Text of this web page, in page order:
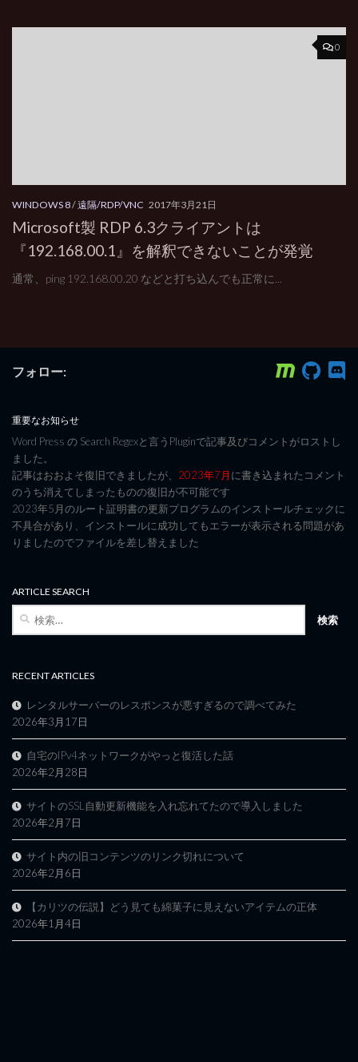
0
WINDOWS 8/遠隔/RDP/VNC 2017年3月21日
Microsoft製 RDP 6.3クライアントは
『192.168.00.1』を解釈できないことが発覚
通常、ping 192.168.00.20 などと打ち込んでも正常に...
フォロー:
重要なお知らせ
Word Press の Search Regexと言うPluginで記事及びコメントがロストし
ました。
記事はおおよそ復旧できましたが、 2023年7月に書き込まれたコメント
のうち消えてしまったものの復旧が不可能です
2023年5月のルート証明書の更新プログラムのインストールチェックに
不具合があり、インストールに成功してもエラーが表示される問題があ
りましたのでファイルを差し替えました
ARTICLE SEARCH
検
RECENT ARTICLES
レンタルサーバーのレスポンスが悪すぎるので調べてみた
2026年3月17日
自宅のIPv4ネットワークがやっと復活した話
2026年2月28日
サイトのSSL自動更新機能を入れ忘れてたので導入しました
2026年2月7日
サイト内の旧コンテンツのリンク切れについて
2026年2月6日
【カリツの伝説】どう見ても綿菓子に見えないアイテムの正体
2026年1月4日